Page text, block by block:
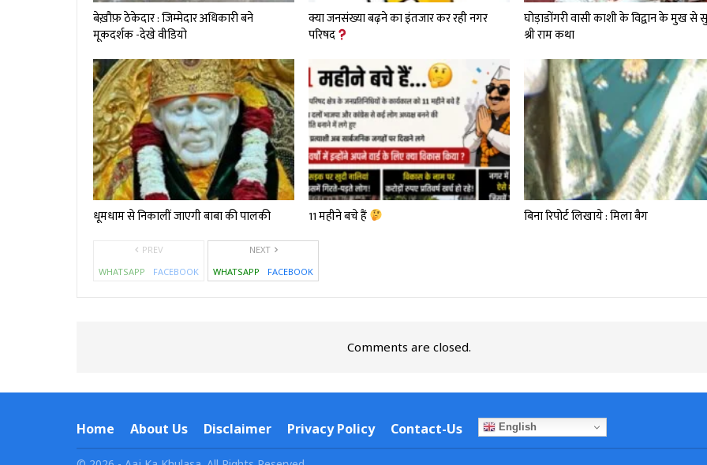
बेख़ौफ़ ठेकेदार : जिम्मेदार अधिकारी बने
मूकदर्शक -देखे वीडियो
क्या जनसंख्या बढ़ने का इंतजार कर रही नगर
परिषद
घोड़ाडोंगरी वासी काशी के विद्वान के मुख से
श्री राम कथा
धूमधाम से निकालीं जाएगी बाबा की पालकी 11 महीने बचे हैं बिना रिपोर्ट लिखाये : मिला बैग
PREV
WHATSAPP
FACEBOOK
NEXT
WHATSAPP
FACEBOOK
Comments are closed.
Home About Us Disclaimer Privacy Policy Contact-Us English